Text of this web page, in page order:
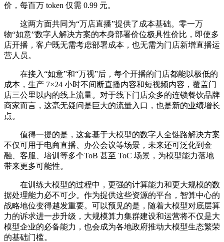
价，每百万 token 仅需 0.99 元。
这两方面共同为“万店直播”提供了成本基础。零一万
物“如意”数字人解决方案的本身部署价位极具性价比，即使多
店开播，客户既无需考虑部署成本，也无需为门店新增直播运
营人员。
在接入“如意”和“万视”后，每个开播的门店都能以极低的
成本，生产 7×24 小时不间断直播内容和短视频内容，覆盖门
店三公里以内的线上流量。对于线下门店众多的连锁餐饮品牌
商家而言，这毫无疑问是巨大的流量入口，也是新的业绩增长
点。
值得一提的是，这套基于大模型的数字人全链路解决方案
不仅可用于电商直播、办公会议等场景，未来还可泛化到金
融、客服、培训等多个ToB 甚至 ToC 场景，为模型能力落地
带来更多可能性。
在训练大模型的过程中，更强的计算能力和更大规模的数
据处理能力必不可少。作为提供这些资源的平台，智算中心的
战略地位变得越发重要。可以预见的是，随着大模型对底层算
力的诉求进一步升级，大规模算力集群建设和运营将不仅是大
模型企业的必备能力，也会成为各地政府推动大模型生态繁荣
的基础门槛。